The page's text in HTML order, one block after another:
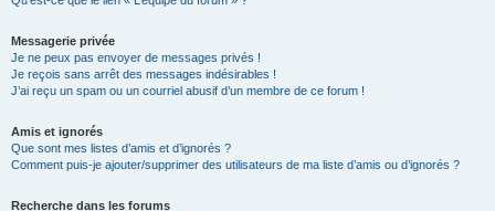
Messagerie privée
Je ne peux pas envoyer de messages privés !
Je reçois sans arrêt des messages indésirables !
J’ai reçu un spam ou un courriel abusif d’un membre de ce forum !
Amis et ignorés
Que sont mes listes d’amis et d’ignorés ?
Comment puis-je ajouter/supprimer des utilisateurs de ma liste d’amis ou d’ignorés ?
Recherche dans les forums